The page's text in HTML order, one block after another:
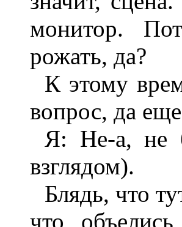
монитор.
рожать, да?
К этому
вопрос, да
Я: Не-а, не
взглядом).
Блядь, что
что,